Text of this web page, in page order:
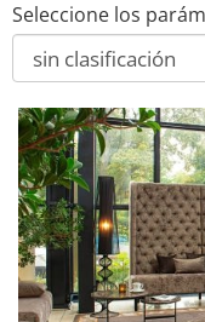
Seleccione los